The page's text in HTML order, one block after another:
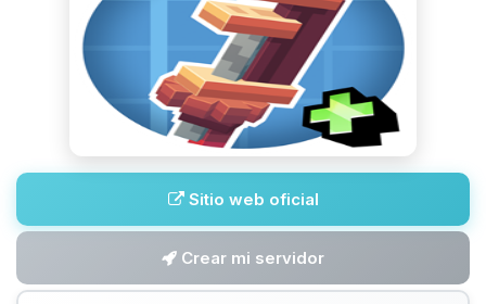
Sitio web oficial
Crear mi servidor